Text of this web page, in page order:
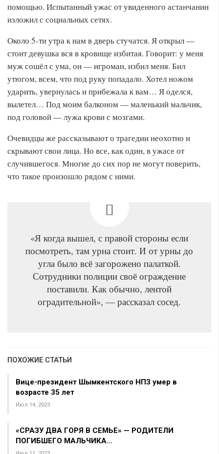
помощью. Испытанный ужас от увиденного астанчанин
изложил с социальных сетях.
Около 5-ти утра к нам в дверь стучатся. Я открыл —
стоит девушка вся в кровище избитая. Говорит: у меня
муж сошёл с ума, он — игроман, избил меня. Бил
утюгом, всем, что под руку попадало. Хотел ножом
ударить, увернулась и прибежала к вам… Я оделся,
вылетел… Под моим балконом — маленький мальчик,
под головой — лужа крови с мозгами.
Очевидцы же рассказывают о трагедии неохотно и
скрывают свои лица. Но все, как один, в ужасе от
случившегося. Многие до сих пор не могут поверить,
что такое произошло рядом с ними.
«Я когда вышел, с правой стороны если
посмотреть, там урна стоит. И от урны до
угла было всё загорожено палаткой.
Сотрудники полиции своё ограждение
поставили. Как обычно, лентой
оградительной», — рассказал сосед.
ПОХОЖИЕ СТАТЬИ
Вице-президент Шымкентского НПЗ умер в
возрасте 35 лет
Июл 14, 2023
«СРАЗУ ДВА ГОРЯ В СЕМЬЕ» — РОДИТЕЛИ
ПОГИБШЕГО МАЛЬЧИКА…